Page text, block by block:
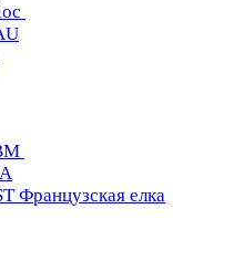
Французская елка